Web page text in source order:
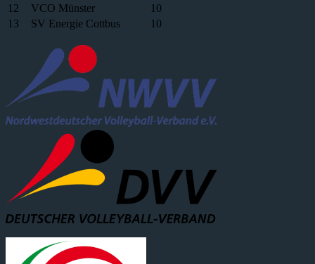
12
VCO Münster
10
13
SV Energie Cottbus 10